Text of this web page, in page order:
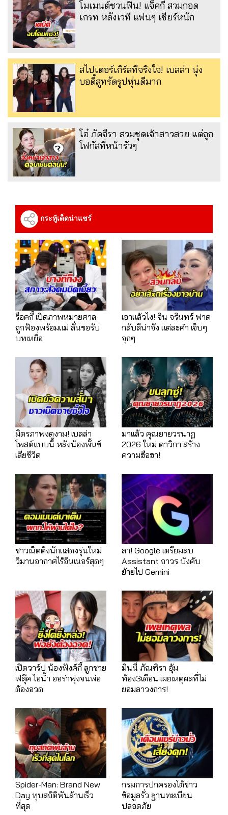
โมเมนต์ชวนฟิน! แจ็คกี้ สวมกอด
เกรท หลังเวที แฟนๆ เชียร์หนัก
สไปเดอร์เกิร์ลที่จริงใจ! เบลล่า นุ่ง
บอดี้สูทรัดรูปหุ่นดีมาก
โอ๋ ภัคจีรา สวมชุดเจ้าสาวสวย แต่ถูก
โฟกัสที่หน้ารัวๆ
กระทู้เด็ดน่าแชร์
ร็อคกี้ เปิดภาพหมายศาล
ถูกฟ้องพร้อมแม่ ลั่นขอรับ
บทเหยื่อ
เอาแล้วไง! จิน จรินทร์ ฟาด
กลับลีน่าจัง แต่ละคำ เจ็บๆ
จุกๆ
มิตรภาพงดงาม! เบลล่า
โพสต์แบบนี้ หลังน้องพั้นช์
เสียชีวิต
มาเเล้ว คุณยายวรนาฏ
2026 ใหม่ ดาวิกา สร้าง
ความฮือฮา!
ชาวเน็ตติงนักแสดงรุ่นใหม่
วิมานอากาศไร้อินเนอร์สุดๆ
ลา! Google เตรียมลบ
Assistant ถาวร บังคับ
ย้ายไป Gemini
เปิดวาร์ป น้องฟังค์กี้ ลูกชาย
ฟลุ๊ค ไอน้ำ ออร่าพุ่งจนพ่อ
ต้องอวด
มินนี่ ภัณฑิรา อุ้ม
ท้อง3เดือน เผยเหตุผลที่ไม่
ยอมลาวงการ!
Spider-Man: Brand New
Day ทุบสถิติพันล้านเร็ว
ที่สุด
กรมการปกครองโต้ข่าว
ข้อมูลรั่ว ฐานทะเบียน
ปลอดภัย